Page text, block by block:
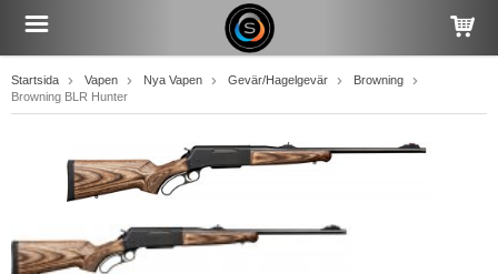
Startsida Vapen Nya Vapen Gevär/Hagelgevär
Browning
Browning BLR Hunter